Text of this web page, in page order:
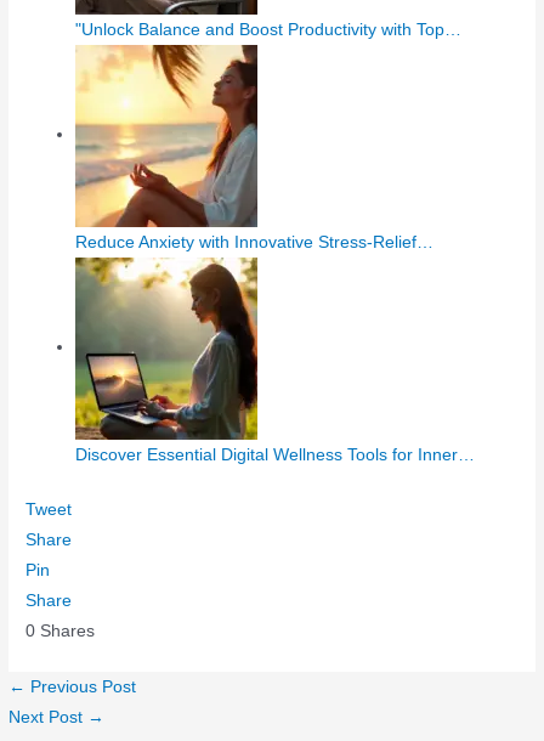
"Unlock Balance and Boost Productivity with Top…
Reduce Anxiety with Innovative Stress-Relief…
Discover Essential Digital Wellness Tools for Inner…
Tweet
Share
Pin
Share
0 Shares
← Previous Post
Next Post →